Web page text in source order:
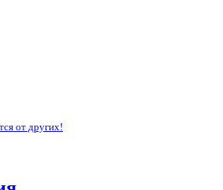
от других!